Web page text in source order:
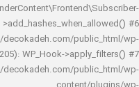
domains/decokadeh.com/
WP_Hook-
domains/decokadeh.com/